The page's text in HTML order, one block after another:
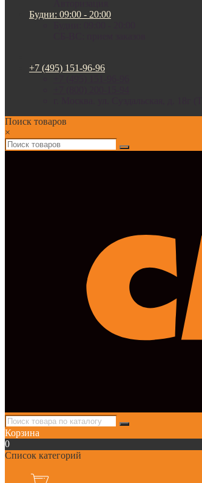
Будни: 09:00 - 20:00
+7 (495) 151-96-96
Поиск товаров
×
Корзина
0
Список категорий